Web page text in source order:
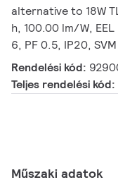
alternative to 18W
h, 100.00 lm/W, EEL
6, PF 0.5, IP20,
Rendelési kód:
Teljes rendelési kód:
Műszaki adatok